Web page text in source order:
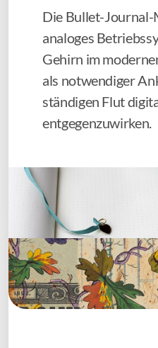
Die Bullet-Journal-
analoges
Gehirn im
als notwendiger
ständigen Flut
entgegenzuwirken.